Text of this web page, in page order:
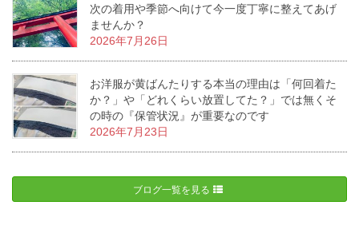
次の着用や季節へ向けて今一度丁寧に整えてあげ
ませんか？
2026年7月26日
お洋服が黄ばんたりする本当の理由は「何回着た
か？」や「どれくらい放置してた？」では無くそ
の時の『保管状況』が重要なのです
2026年7月23日
ブログ一覧を見る